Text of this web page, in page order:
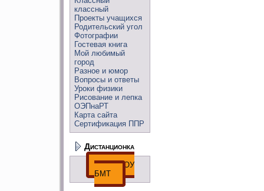
классный
Проекты учащихся
Родительский угол
Фотографии
Гостевая книга
Мой любимый
город
Разное и юмор
Вопросы и ответы
Уроки физики
Рисование и лепка
ОЭПнаРТ
Карта сайта
Сертификация ППР
Дистанционка
ДО ГПОУ
БМТ